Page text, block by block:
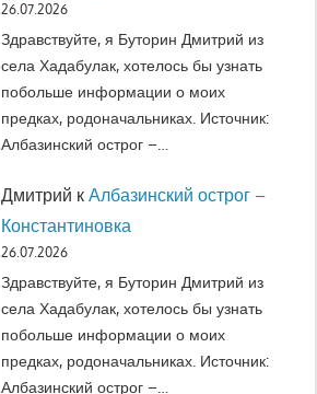
26.07.2026
Здравствуйте, я Буторин Дмитрий из
села Хадабулак, хотелось бы узнать
побольше информации о моих
предках, родоначальниках. Источник:
Албазинский острог –…
Дмитрий к Албазинский острог –
Константиновка
26.07.2026
Здравствуйте, я Буторин Дмитрий из
села Хадабулак, хотелось бы узнать
побольше информации о моих
предках, родоначальниках. Источник:
Албазинский острог –…